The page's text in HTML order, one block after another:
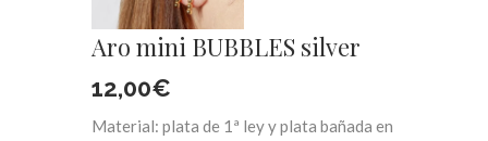
Aro mini BUBBLES silver
12,00€
Material: plata de 1ª ley y plata bañada en